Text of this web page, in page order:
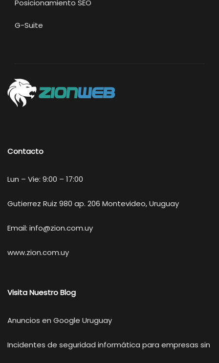
Posicionamiento SEO
G-Suite
Contacto
Lun – Vie: 9:00 – 17:00
Gutierrez Ruiz 980 ap. 206 Montevideo, Uruguay
Email: info@zion.com.uy
www.zion.com.uy
Visita Nuestro Blog
Anuncios en Google Uruguay
Incidentes de seguridad informática para empresas sin